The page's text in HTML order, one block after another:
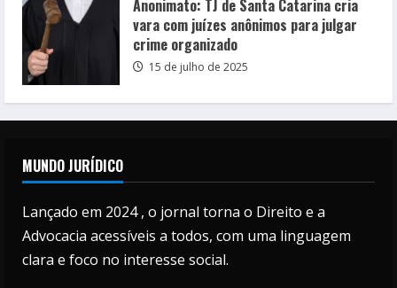
Anonimato: TJ de Santa Catarina cria
vara com juízes anônimos para julgar
crime organizado
15 de julho de 2025
MUNDO JURÍDICO
Lançado em 2024 , o jornal torna o Direito e a
Advocacia acessíveis a todos, com uma linguagem
clara e foco no interesse social.